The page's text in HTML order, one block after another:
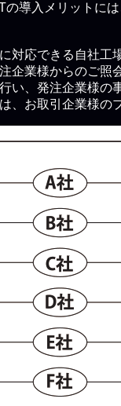
の導入メリットに
対応できる自社工
企業様からのご照
い、発注企業様
、お取引企業様